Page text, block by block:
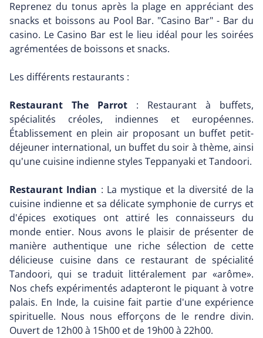
Reprenez du tonus après la plage en appréciant des
snacks et boissons au Pool Bar. "Casino Bar" - Bar du
casino. Le Casino Bar est le lieu idéal pour les soirées
agrémentées de boissons et snacks.
Les différents restaurants :
Restaurant The Parrot : Restaurant à buffets,
spécialités créoles, indiennes et européennes.
Établissement en plein air proposant un buffet petit-
déjeuner international, un buffet du soir à thème, ainsi
qu'une cuisine indienne styles Teppanyaki et Tandoori.
Restaurant Indian : La mystique et la diversité de la
cuisine indienne et sa délicate symphonie de currys et
d'épices exotiques ont attiré les connaisseurs du
monde entier. Nous avons le plaisir de présenter de
manière authentique une riche sélection de cette
délicieuse cuisine dans ce restaurant de spécialité
Tandoori, qui se traduit littéralement par «arôme».
Nos chefs expérimentés adapteront le piquant à votre
palais. En Inde, la cuisine fait partie d'une expérience
spirituelle. Nous nous efforçons de le rendre divin.
Ouvert de 12h00 à 15h00 et de 19h00 à 22h00.